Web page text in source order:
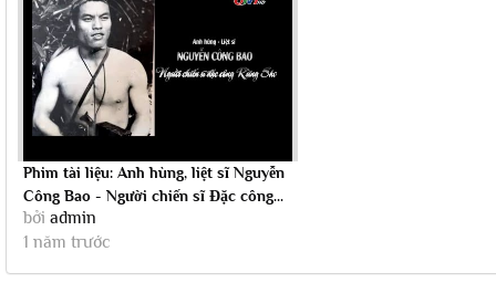
Phim tài liệu: Anh hùng, liệt sĩ Nguyễn
Công Bao - Người chiến sĩ Đặc công...
bởi admin
1 năm trước